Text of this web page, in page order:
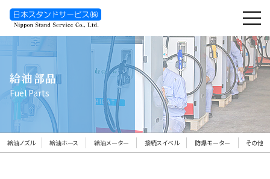
給油部品
Fuel Parts
給油ノズル 給油ホース 給油メーター 接続スイベル 防爆モーター その他